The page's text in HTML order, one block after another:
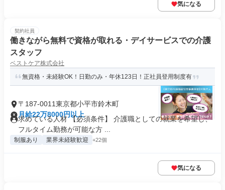
気になる
契約社員
働きながら無料で資格が取れる・デイサービスでの介護
スタッフ
ベストケア株式会社
無資格・未経験OK！日勤のみ・年休123日！正社員登用制度有
〒187-0011東京都小平市鈴木町
月給22万8000円以上
求めている人材 【必須条件】 介護職としての就業を希望し、
フルタイム勤務が可能な方 ...
制服あり 業界未経験歓迎 +22個
気になる